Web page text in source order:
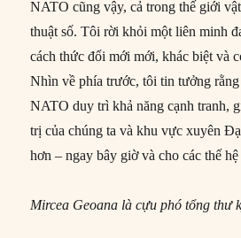
NATO cũng vậy, cả trong thế giới
thuật số. Tôi rời khỏi một liên minh
cách thức đổi mới mới, khác biệt và
Nhìn về phía trước, tôi tin tưởng
NATO duy trì khả năng cạnh tranh,
trị của chúng ta và khu vực xuyên
hơn – ngay bây giờ và cho các thế hệ
Mircea Geoana là cựu phó tổng thư